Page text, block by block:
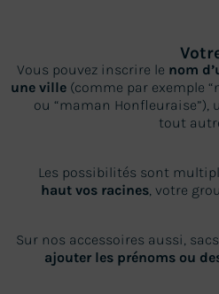
Vous pouvez inscrire le nom
une ville (comme par exemple
ou “maman Honfleuraise”),
tout
Les possibilités sont
haut vos racines , votre
Sur nos accessoires aussi,
ajouter les prénoms ou